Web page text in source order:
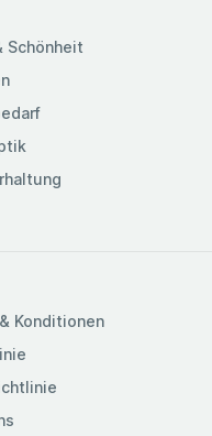
Schönheit
Konditionen